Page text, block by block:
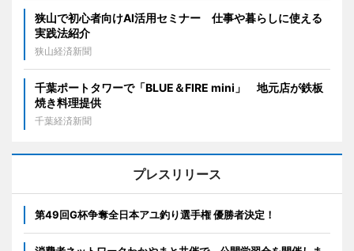
狭山で初心者向けAI活用セミナー 仕事や暮らしに使える
実践法紹介
狭山経済新聞
千葉ポートタワーで「BLUE＆FIRE mini」 地元店が鉄板
焼き料理提供
千葉経済新聞
プレスリリース
第49回G杯争奪全日本アユ釣り選手権 優勝者決定！